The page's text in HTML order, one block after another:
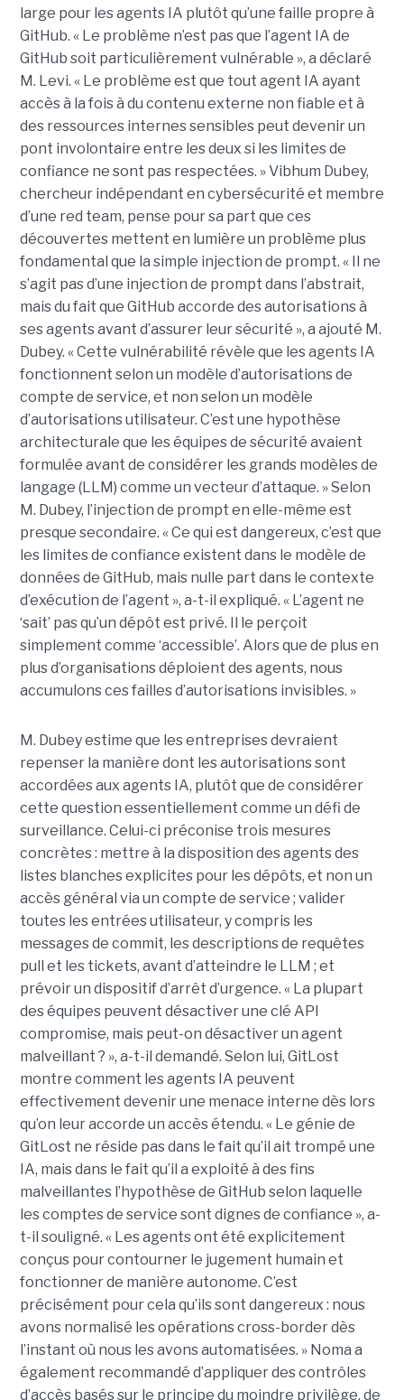
large pour les agents IA plutôt qu’une faille propre à
GitHub. « Le problème n’est pas que l’agent IA de
GitHub soit particulièrement vulnérable », a déclaré
M. Levi. « Le problème est que tout agent IA ayant
accès à la fois à du contenu externe non fiable et à
des ressources internes sensibles peut devenir un
pont involontaire entre les deux si les limites de
confiance ne sont pas respectées. » Vibhum Dubey,
chercheur indépendant en cybersécurité et membre
d’une red team, pense pour sa part que ces
découvertes mettent en lumière un problème plus
fondamental que la simple injection de prompt. « Il ne
s’agit pas d’une injection de prompt dans l’abstrait,
mais du fait que GitHub accorde des autorisations à
ses agents avant d’assurer leur sécurité », a ajouté M.
Dubey. « Cette vulnérabilité révèle que les agents IA
fonctionnent selon un modèle d’autorisations de
compte de service, et non selon un modèle
d’autorisations utilisateur. C’est une hypothèse
architecturale que les équipes de sécurité avaient
formulée avant de considérer les grands modèles de
langage (LLM) comme un vecteur d’attaque. » Selon
M. Dubey, l’injection de prompt en elle-même est
presque secondaire. « Ce qui est dangereux, c’est que
les limites de confiance existent dans le modèle de
données de GitHub, mais nulle part dans le contexte
d’exécution de l’agent », a-t-il expliqué. « L’agent ne
‘sait’ pas qu’un dépôt est privé. Il le perçoit
simplement comme ‘accessible’. Alors que de plus en
plus d’organisations déploient des agents, nous
accumulons ces failles d’autorisations invisibles. »
M. Dubey estime que les entreprises devraient
repenser la manière dont les autorisations sont
accordées aux agents IA, plutôt que de considérer
cette question essentiellement comme un défi de
surveillance. Celui-ci préconise trois mesures
concrètes : mettre à la disposition des agents des
listes blanches explicites pour les dépôts, et non un
accès général via un compte de service ; valider
toutes les entrées utilisateur, y compris les
messages de commit, les descriptions de requêtes
pull et les tickets, avant d’atteindre le LLM ; et
prévoir un dispositif d’arrêt d’urgence. « La plupart
des équipes peuvent désactiver une clé API
compromise, mais peut-on désactiver un agent
malveillant ? », a-t-il demandé. Selon lui, GitLost
montre comment les agents IA peuvent
effectivement devenir une menace interne dès lors
qu’on leur accorde un accès étendu. « Le génie de
GitLost ne réside pas dans le fait qu’il ait trompé une
IA, mais dans le fait qu’il a exploité à des fins
malveillantes l’hypothèse de GitHub selon laquelle
les comptes de service sont dignes de confiance », a-
t-il souligné. « Les agents ont été explicitement
conçus pour contourner le jugement humain et
fonctionner de manière autonome. C’est
précisément pour cela qu’ils sont dangereux : nous
avons normalisé les opérations cross-border dès
l’instant où nous les avons automatisées. » Noma a
également recommandé d’appliquer des contrôles
d’accès basés sur le principe du moindre privilège, de